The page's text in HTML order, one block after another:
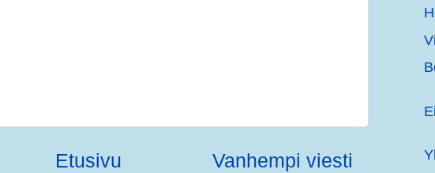
Vanhempi viesti
Etusivu